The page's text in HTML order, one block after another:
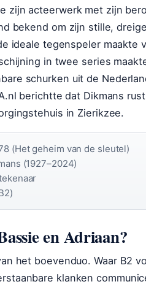
zijn acteerwerk met zijn
bekend om zijn stille,
ideale tegenspeler maakte
in twee series
schurken uit de
berichtte dat Dikmans
in Zierikzee.
(Het geheim van de sleutel)
(1927–2024)
en Adriaan?
het boevenduo. Waar B2
klanken